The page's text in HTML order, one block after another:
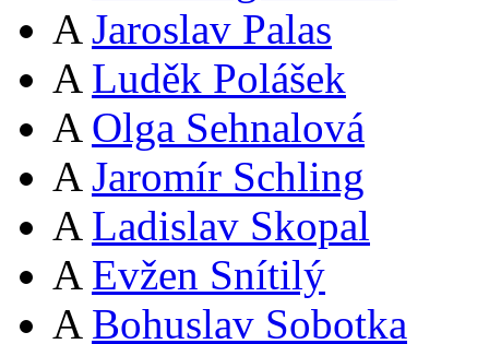
A Jaroslav Palas
A Luděk Polášek
A Olga Sehnalová
A Jaromír Schling
A Ladislav Skopal
A Evžen Snítilý
A Bohuslav Sobotka